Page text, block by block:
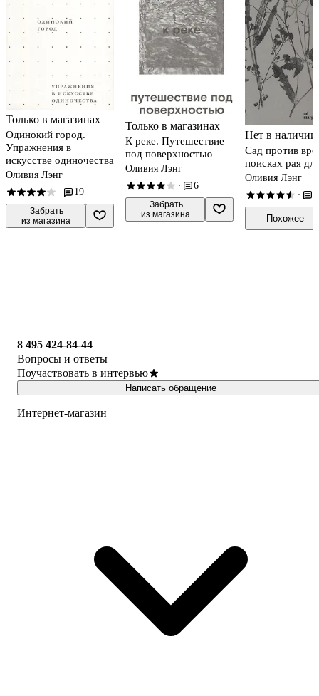
Только в магазинах
Одинокий город.
Упражнения в
искусстве одиночества
Оливия Лэнг
· 19
Забрать
из магазина
Только в магазинах
К реке. Путешествие
под поверхностью
Оливия Лэнг
· 6
Забрать
из магазина
Нет в наличии
Сад против
поисках рая
Оливия Лэнг
·
Похожее
8 495 424-84-44
Вопросы и ответы
Поучаствовать в интервью
Написать обращение
Интернет-магазин